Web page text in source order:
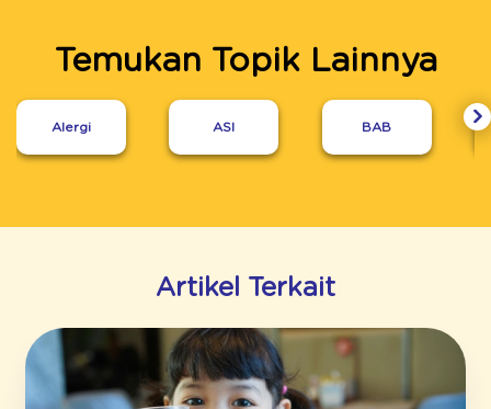
Temukan Topik Lainnya
Alergi ASI BAB
Artikel Terkait